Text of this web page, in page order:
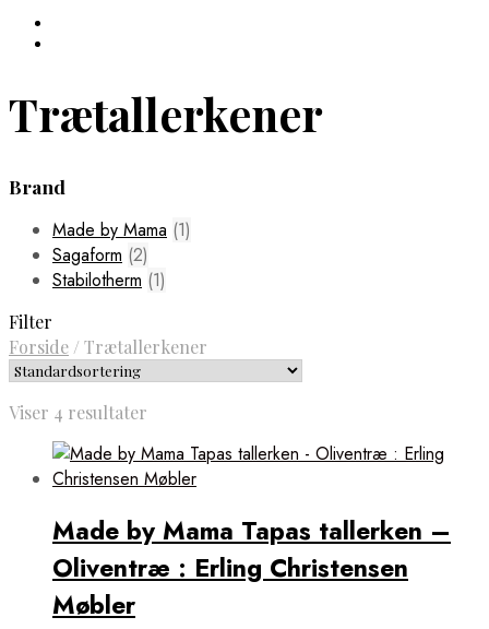
Trætallerkener
Brand
Made by Mama (1)
Sagaform (2)
Stabilotherm (1)
Filter
Forside/ Trætallerkener
Viser 4 resultater
Made by Mama Tapas tallerken –
Oliventræ : Erling Christensen
Møbler